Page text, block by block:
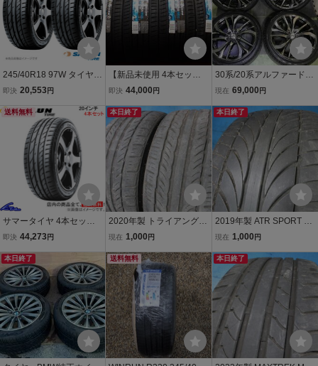
245/40R18 97W タイヤ 2
本セット 245 40 18 ATRE
ン
即決 20,553 円
【新品未使用 4本セッ
ト】SAILUN(サイルン) AT
95W XL] ノーマルタイヤ
夏用 ラジアルタイヤ サマ
ー 夏タイヤ n20
即決 44,000 円
30系/20系アルファードな
ど【19×8J+35 PCD114.3
ホイール 【245/40ZR1
9】バリ山22年製 夏タイ
ヤ 4本
現在 69,000 円
送料無料
サマータイヤ 4本セット
サイルンタイヤ アトレッ
5Y XL】SAILUN TIRE AT
REZZO 245/35R20 245/3
5-20 20インチ 245mm
即決 44,273 円
本日終了
2020年製 トライアングル
TRIANGLE TR967 245/40
9D 室内保管 中古19イン
チ 夏用タイヤ ラジアルノ
ーマルサマータイヤ
現在 1,000 円
本日終了
2019年製 ATR SPORT 24
5/40ZR19 98W XL 1本
ィーアールスポーツ 中古
19インチ 夏用 ラジアルノ
ーマルサマータイヤ
現在 1,000 円
本日終了 送料無料 本日終了